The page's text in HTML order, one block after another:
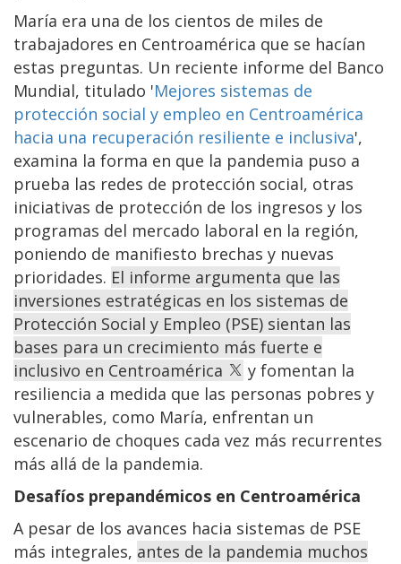
María era una de los cientos de miles de
trabajadores en Centroamérica que se hacían
estas preguntas. Un reciente informe del Banco
Mundial, titulado 'Mejores sistemas de
protección social y empleo en Centroamérica
hacia una recuperación resiliente e inclusiva',
examina la forma en que la pandemia puso a
prueba las redes de protección social, otras
iniciativas de protección de los ingresos y los
programas del mercado laboral en la región,
poniendo de manifiesto brechas y nuevas
prioridades. El informe argumenta que las
inversiones estratégicas en los sistemas de
Protección Social y Empleo (PSE) sientan las
bases para un crecimiento más fuerte e
inclusivo en Centroamérica
y fomentan la
resiliencia a medida que las personas pobres y
vulnerables, como María, enfrentan un
escenario de choques cada vez más recurrentes
más allá de la pandemia.
Desafíos prepandémicos en Centroamérica
A pesar de los avances hacia sistemas de PSE
más integrales, antes de la pandemia muchos